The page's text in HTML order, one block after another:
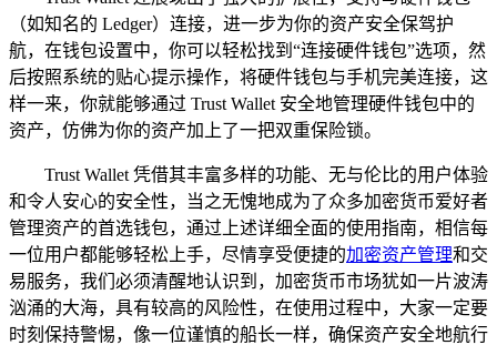
（如知名的 Ledger）连接，进一步为你的资产安全保驾护
航，在钱包设置中，你可以轻松找到“连接硬件钱包”选项，然
后按照系统的贴心提示操作，将硬件钱包与手机完美连接，这
样一来，你就能够通过 Trust Wallet 安全地管理硬件钱包中的
资产，仿佛为你的资产加上了一把双重保险锁。
Trust Wallet 凭借其丰富多样的功能、无与伦比的用户体验
和令人安心的安全性，当之无愧地成为了众多加密货币爱好者
管理资产的首选钱包，通过上述详细全面的使用指南，相信每
一位用户都能够轻松上手，尽情享受便捷的加密资产管理和交
易服务，我们必须清醒地认识到，加密货币市场犹如一片波涛
汹涌的大海，具有较高的风险性，在使用过程中，大家一定要
时刻保持警惕，像一位谨慎的船长一样，确保资产安全地航行